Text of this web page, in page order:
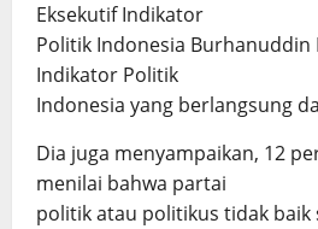
Eksekutif Indikator
Politik Indonesia
Indikator Politik
Indonesia yang berlangsung
Dia juga menyampaikan, 12
menilai bahwa partai
politik atau politikus tidak baik